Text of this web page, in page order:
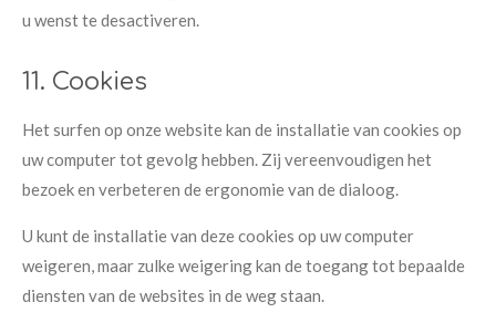
u wenst te desactiveren.
11. Cookies
Het surfen op onze website kan de installatie van cookies op
uw computer tot gevolg hebben. Zij vereenvoudigen het
bezoek en verbeteren de ergonomie van de dialoog.
U kunt de installatie van deze cookies op uw computer
weigeren, maar zulke weigering kan de toegang tot bepaalde
diensten van de websites in de weg staan.